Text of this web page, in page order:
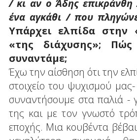
/ κι αν ο Άδης
ένα αγκάθι / που
Υπάρχει ελπίδα στην
«της διάχυσης»;
συναντάμε;
Έχω την αίσθηση ότι την
στοιχείο του ψυχισμού
συναντήσουμε στα παλιά -
της και με τον γνωστό
εποχής. Μια κουβέντα